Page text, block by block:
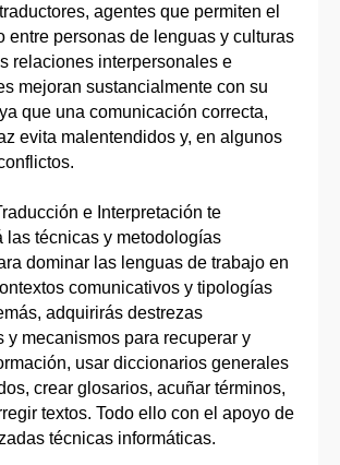
agentes que permiten el
entre personas de lenguas y culturas
relaciones interpersonales e
mejoran sustancialmente con su
que una comunicación correcta,
evita malentendidos y, en algunos
e Interpretación te
las técnicas y metodologías
dominar las lenguas de trabajo en
comunicativos y tipologías
adquirirás destrezas
y mecanismos para recuperar y
usar diccionarios generales
crear glosarios, acuñar términos,
textos. Todo ello con el apoyo de
técnicas informáticas.